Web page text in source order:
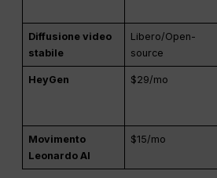
Diffusione video
stabile
Libero/Open-
source
HeyGen $29/mo
Movimento
Leonardo AI
$15/mo